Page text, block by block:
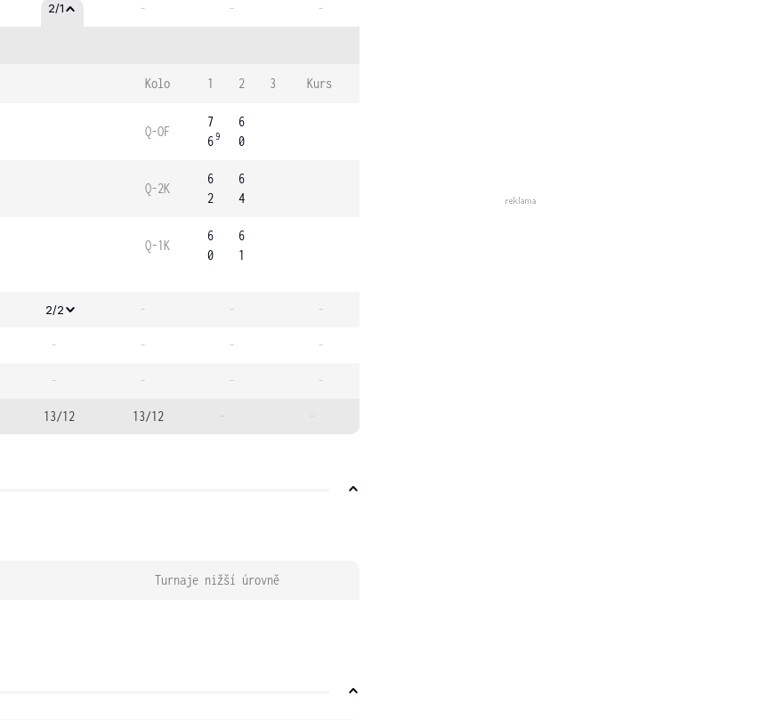
2/1 - - -
Kolo 1 2 3 Kurs
Q-OF
7
69
6
0
Q-2K
6
2
6
4
Q-1K
6
0
6
1
2/2 - - -
- - - -
- - - -
13/12 13/12 - -
Turnaje nižší úrovně